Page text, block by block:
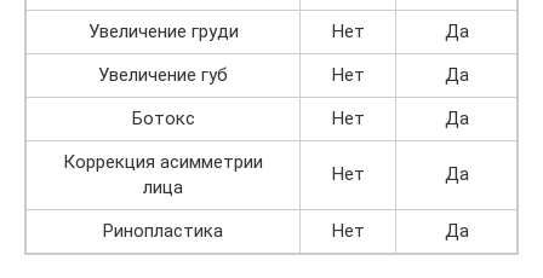
Увеличение груди Нет
Да
Увеличение губ
Нет
Да
Ботокс
Нет
Да
Коррекция асимметрии
лица
Нет Да
Ринопластика Нет Да